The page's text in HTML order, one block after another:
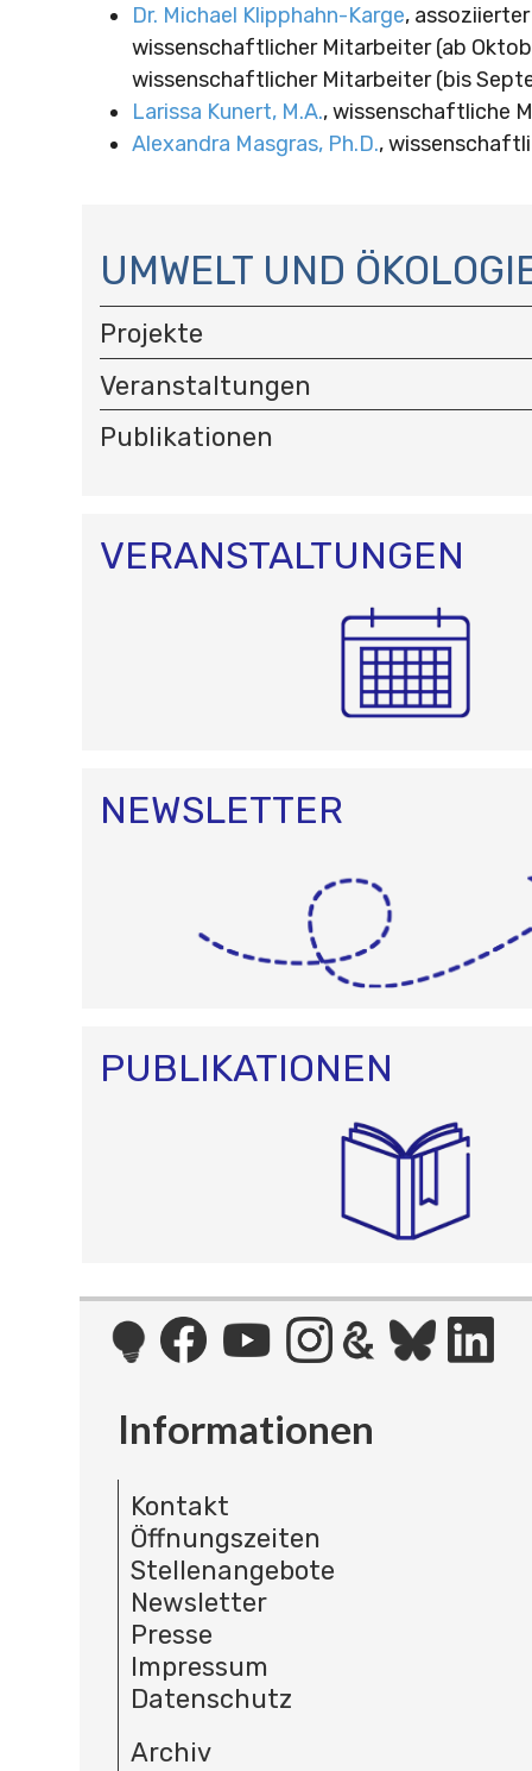
Dr. Michael Klipphahn-Karge, assoziierter
wissenschaftlicher Mitarbeiter (ab
wissenschaftlicher Mitarbeiter (bis
Larissa Kunert, M.A., wissenschaftliche
Alexandra Masgras, Ph.D.,
A
V
I
G
A
T
I
O
UMWELT UND
Projekte
Veranstaltungen
Publikationen
VERANSTALTUNGEN
NEWSLETTER
PUBLIKATIONEN
Informationen
Kontakt
Öffnungszeiten
Stellenangebote
Newsletter
Presse
Impressum
Datenschutz
Archiv